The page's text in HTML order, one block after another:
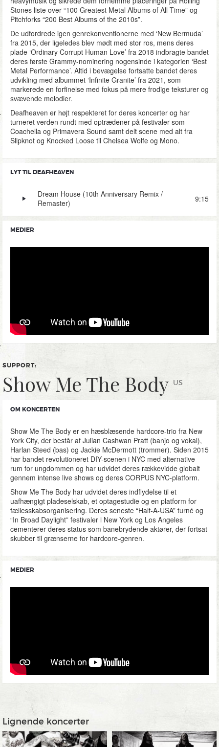
Stones liste over “100 Greatest Metal Albums of All Time” og
Pitchforks “200 Best Albums of the 2010s”.
De udfordrede igen genrekonventionerne med ‘New Bermuda’
fra 2015, der ligeledes blev mødt med stor ros, mens deres
plade ‘Ordinary Corrupt Human Love’ fra 2018 indbragte bandet
deres første Grammy-nominering nogensinde i kategorien ‘Best
Metal Performance’. Altid i bevægelse fortsatte bandet deres
udvikling med albummet ‘Infinite Granite’ fra 2021, som
markerede en forfinelse med fokus på mere frodige teksturer og
svævende melodier.
Deafheaven er højt respekteret for deres koncerter og har
turneret verden rundt med optrædener på festivaler som
Coachella og Primavera Sound samt delt scene med alt fra
Slipknot og Knocked Loose til Chelsea Wolfe og Mono.
MEDIER
LYT TIL DEAFHEAVEN
Dream House (10th Anniversary Remix /
Remaster)
9:15
SUPPORT:
Show Me The Body US
OM KONCERTEN
Show Me The Body er en hæsblæsende hardcore-trio fra New
York City, der består af Julian Cashwan Pratt (banjo og vokal),
Harlan Steed (bas) og Jackie McDermott (trommer). Siden 2015
har bandet revolutioneret DIY-scenen i NYC med alternative
rum for ungdommen og har udvidet deres rækkevidde globalt
gennem intense live shows og deres CORPUS NYC-platform.
Show Me The Body har udvidet deres indflydelse til et
uafhængigt pladeselskab, et optagestudie og en platform for
fællesskabsorganisering. Deres seneste “Half-A-USA” turné og
“In Broad Daylight” festivaler i New York og Los Angeles
cementerer deres status som banebrydende aktører, der fortsat
skubber til grænserne for hardcore-genren.
MEDIER
Lignende koncerter